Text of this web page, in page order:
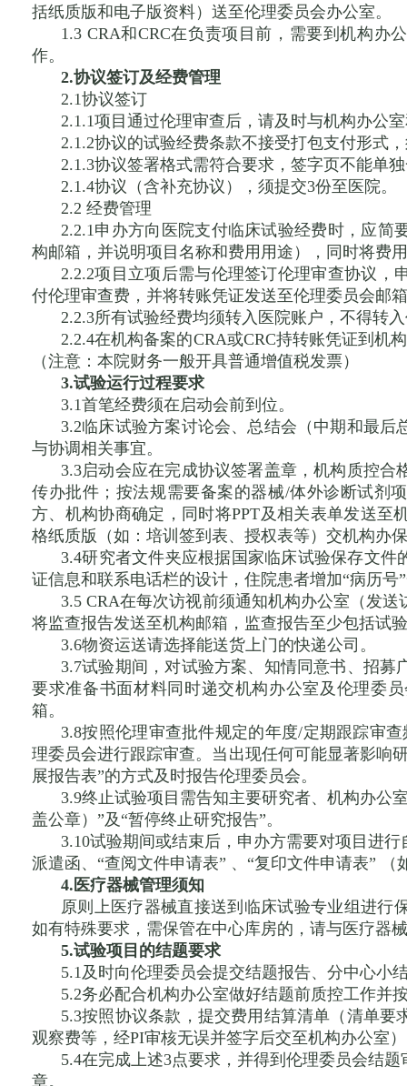
括纸质版和电子版资料）送至伦理委员会办公室。
1.3 CRA和CRC在负责项目前，需要到机构办
作。
2.协议签订及经费管理
2.1协议签订
2.1.1项目通过伦理审查后，请及时与机构办公
2.1.2协议的试验经费条款不接受打包支付形式
2.1.3协议签署格式需符合要求，签字页不能单
2.1.4协议（含补充协议），须提交3份至医院。
2.2 经费管理
2.2.1申办方向医院支付临床试验经费时，应简
构邮箱，并说明项目名称和费用用途），同时将费
2.2.2项目立项后需与伦理签订伦理审查协议，
付伦理审查费，并将转账凭证发送至伦理委员会邮
2.2.3所有试验经费均须转入医院账户，不得转
2.2.4在机构备案的CRA或CRC持转账凭证到机
（注意：本院财务一般开具普通增值税发票）
3.试验运行过程要求
3.1首笔经费须在启动会前到位。
3.2临床试验方案讨论会、总结会（中期和最
与协调相关事宜。
3.3启动会应在完成协议签署盖章，机构质控
传办批件；按法规需要备案的器械/体外诊断试剂
方、机构协商确定，同时将PPT及相关表单发送
格纸质版（如：培训签到表、授权表等）交机构办
3.4研究者文件夹应根据国家临床试验保存文
证信息和联系电话栏的设计，住院患者增加“病历号
3.5 CRA在每次访视前须通知机构办公室（发
将监查报告发送至机构邮箱，监查报告至少包括试
3.6物资运送请选择能送货上门的快递公司。
3.7试验期间，对试验方案、知情同意书、招
要求准备书面材料同时递交机构办公室及伦理委
箱。
3.8按照伦理审查批件规定的年度/定期跟踪审
理委员会进行跟踪审查。当出现任何可能显著影响
展报告表”的方式及时报告伦理委员会。
3.9终止试验项目需告知主要研究者、机构办公
盖公章）”及“暂停终止研究报告”。
3.10试验期间或结束后，申办方需要对项目进
派遣函、“查阅文件申请表” 、“复印文件申请表” （
4.医疗器械管理须知
原则上医疗器械直接送到临床试验专业组进行
如有特殊要求，需保管在中心库房的，请与医疗器
5.试验项目的结题要求
5.1及时向伦理委员会提交结题报告、分中心小
5.2务必配合机构办公室做好结题前质控工作并
5.3按照协议条款，提交费用结算清单（清单
观察费等，经PI审核无误并签字后交至机构办公室
5.4在完成上述3点要求，并得到伦理委员会结
章。